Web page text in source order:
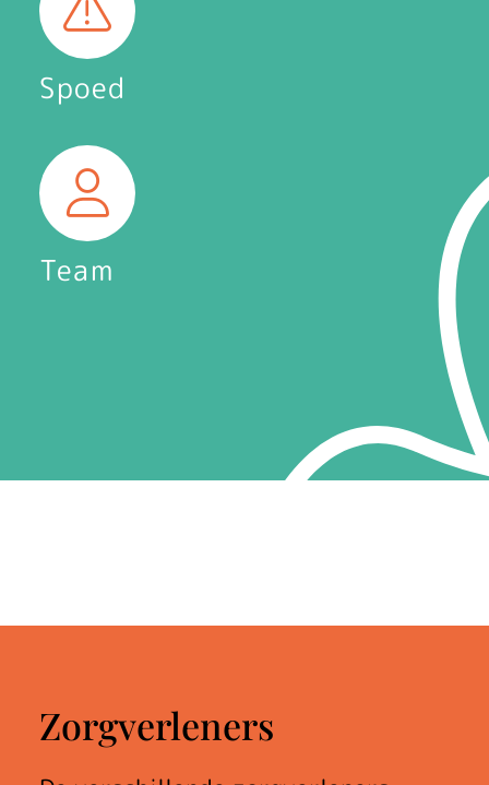
Spoed
Team
Zorgverleners